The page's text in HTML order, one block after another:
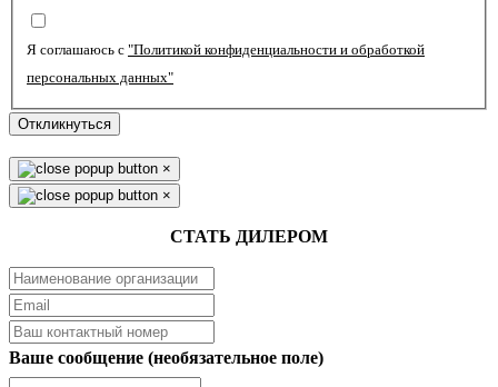
Я соглашаюсь с "Политикой конфиденциальности и обработкой
персональных данных"
Откликнуться
×
×
СТАТЬ ДИЛЕРОМ
Ваше сообщение (необязательное поле)